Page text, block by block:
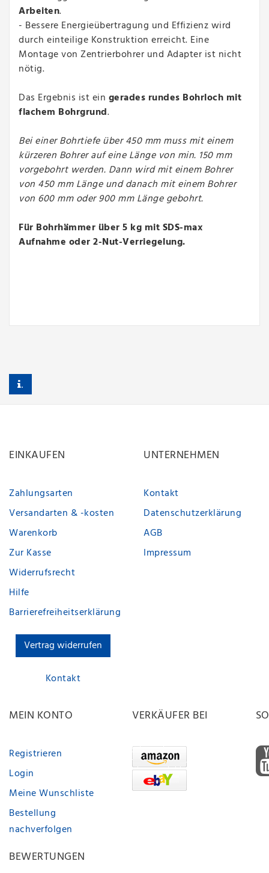
Arbeiten.
- Bessere Energieübertragung und Effizienz wird
durch einteilige Konstruktion erreicht. Eine
Montage von Zentrierbohrer und Adapter ist nicht
nötig.
Das Ergebnis ist ein gerades rundes Bohrloch mit
flachem Bohrgrund.
Bei einer Bohrtiefe über 450 mm muss mit einem
kürzeren Bohrer auf eine Länge von min. 150 mm
vorgebohrt werden. Dann wird mit einem Bohrer
von 450 mm Länge und danach mit einem Bohrer
von 600 mm oder 900 mm Länge gebohrt.
Für Bohrhämmer über 5 kg mit SDS-max
Aufnahme oder 2-Nut-Verriegelung.
EINKAUFEN
Zahlungsarten
Versandarten & -kosten
Warenkorb
Zur Kasse
Widerrufsrecht
Hilfe
Barrierefreiheitserklärung
Vertrag widerrufen
Kontakt
UNTERNEHMEN
Kontakt
Datenschutzerklärung
AGB
Impressum
MEIN KONTO
Registrieren
Login
Meine Wunschliste
Bestellung
nachverfolgen
VERKÄUFER BEI
BEWERTUNGEN